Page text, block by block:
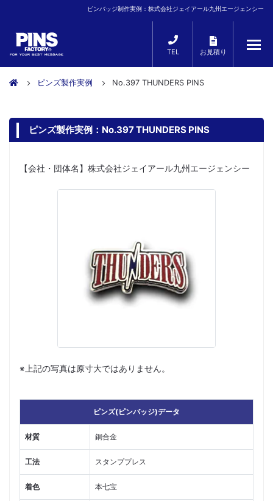
ピンバッジ制作実例：株式会社ジェイアール九州エージェンシー
TEL お見積り
ピンズ製作実例 No.397 THUNDERS PINS
ピンズ製作実例：No.397 THUNDERS PINS
【会社・団体名】株式会社ジェイアール九州エージェンシー
※上記の写真は原寸大ではありません。
ピンズ(ピンバッジ)データ
材質 銅合金
工法 スタンププレス
着色 本七宝